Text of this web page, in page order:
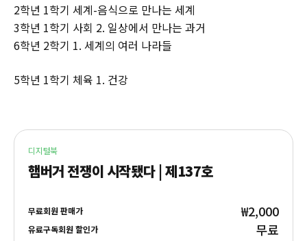
2학년 1학기 세계-음식으로 만나는 세계
3학년 1학기 사회 2. 일상에서 만나는 과거
6학년 2학기 1. 세계의 여러 나라들
5학년 1학기 체육 1. 건강
디지털북
햄버거 전쟁이 시작됐다 | 제137호
무료회원 판매가 ₩2,000
유료구독회원 할인가 무료